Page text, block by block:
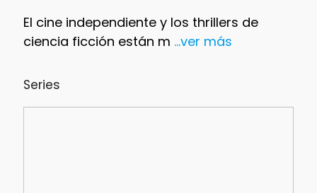
El cine independiente y los thrillers de
ciencia ficción están m ...ver más
Series